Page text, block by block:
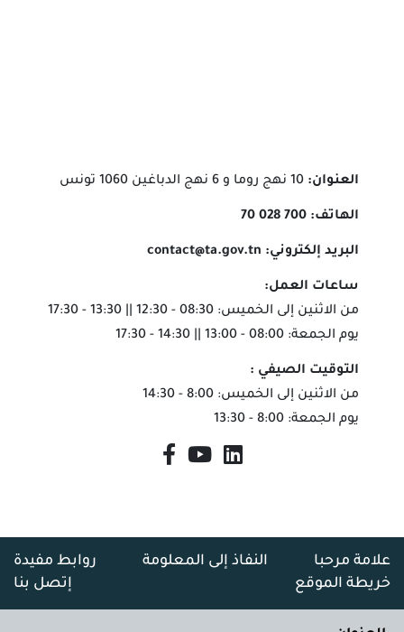
العنوان: 10 نهج روما و 6 نهج الدباغين 1060 تونس
الهاتف: 700 028 70
البريد إلكتروني: contact@ta.gov.tn
ساعات العمل:
من الاثنين إلى الخميس: 08:30 - 12:30 || 13:30 - 17:30
يوم الجمعة: 08:00 - 13:00 || 14:30 - 17:30
التوقيت الصيفي :
من الاثنين إلى الخميس: 8:00 - 14:30
يوم الجمعة: 8:00 - 13:30
علامة مرحبا النفاذ إلى المعلومة
روابط مفيدة
خريطة الموقع
إتصل بنا